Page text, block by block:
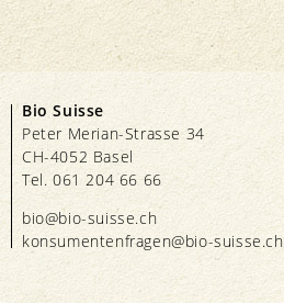
Bio Suisse
Peter Merian-Strasse 34
CH-4052 Basel
Tel. 061 204 66 66
bio@bio-suisse.ch
konsumentenfragen@bio-suisse.ch